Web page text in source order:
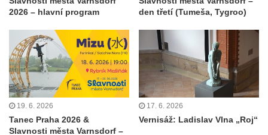
2026 – hlavní program
den třetí (Tumeša, Tygroo)
19. 6. 2026
Tanec Praha 2026 &
Slavnosti města Varnsdorf –
17. 6. 2026
Vernisáž: Ladislav Vlna „Roj“